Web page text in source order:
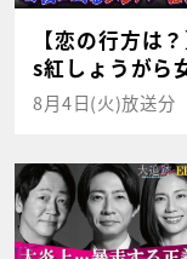
【恋の行方は
s紅しょうがら
8月4日(火)放送分